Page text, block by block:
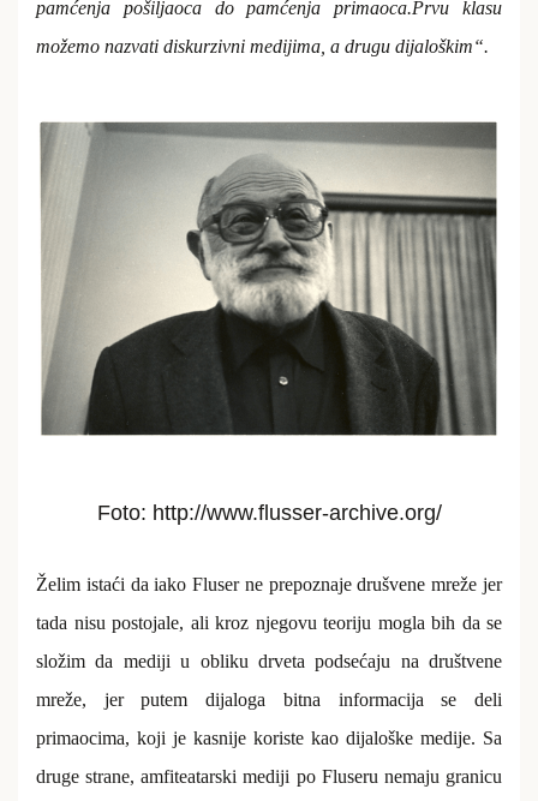
pamćenja pošiljaoca do pamćenja primaoca.Prvu klasu
možemo nazvati diskurzivni medijima, a drugu dijaloškim“.
Foto: http://www.flusser-archive.org/
Želim istaći da iako Fluser ne prepoznaje drušvene mreže jer
tada nisu postojale, ali kroz njegovu teoriju mogla bih da se
složim da mediji u obliku drveta podsećaju na društvene
mreže, jer putem dijaloga bitna informacija se deli
primaocima, koji je kasnije koriste kao dijaloške medije. Sa
druge strane, amfiteatarski mediji po Fluseru nemaju granicu